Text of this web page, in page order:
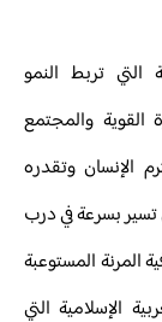
التي تربط النمو
القوية والمجتمع
الإنسان وتقدره
تسير بسرعة في درب
المرنة المستوعبة
الإسلامية التي